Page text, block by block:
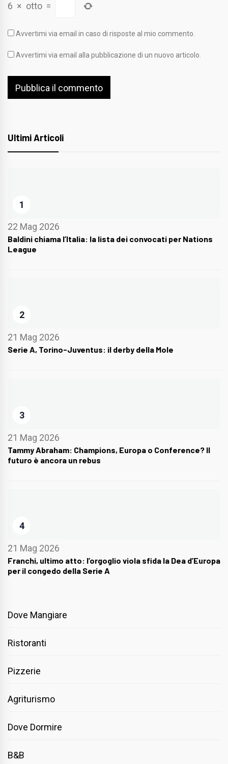
6 × otto =
Avvertimi via email in caso di risposte al mio commento.
Avvertimi via email alla pubblicazione di un nuovo articolo.
Ultimi Articoli
1
22 Mag 2026
Baldini chiama l’Italia: la lista dei convocati per Nations
League
2
21 Mag 2026
Serie A, Torino-Juventus: il derby della Mole
3
21 Mag 2026
Tammy Abraham: Champions, Europa o Conference? Il
futuro è ancora un rebus
4
21 Mag 2026
Franchi, ultimo atto: l’orgoglio viola sfida la Dea d’Europa
per il congedo della Serie A
Dove Mangiare
Ristoranti
Pizzerie
Agriturismo
Dove Dormire
B&B